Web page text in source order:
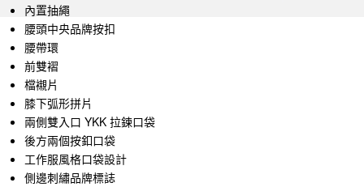
內置抽繩
腰頭中央品牌按扣
腰帶環
前雙褶
檔襯片
膝下弧形拼片
兩側雙入口 YKK 拉鍊口袋
後方兩個按釦口袋
工作服風格口袋設計
側邊刺繡品牌標誌